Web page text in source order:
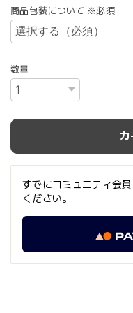
商品包装について ※必須
数量
カ
すでにコミュニティ会
ください。